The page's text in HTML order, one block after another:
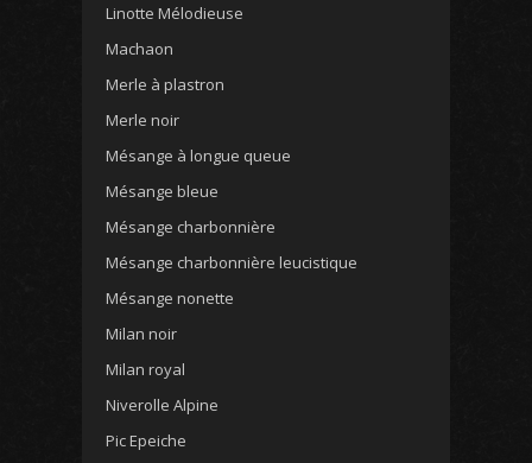
Linotte Mélodieuse
Machaon
Merle à plastron
Merle noir
Mésange à longue queue
Mésange bleue
Mésange charbonnière
Mésange charbonnière leucistique
Mésange nonette
Milan noir
Milan royal
Niverolle Alpine
Pic Epeiche